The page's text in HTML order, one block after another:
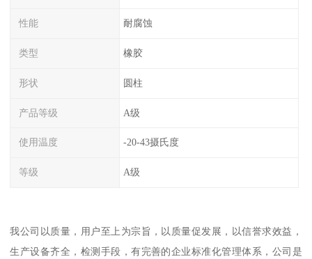
性能 耐腐蚀
类型 橡胶
形状 圆柱
产品等级 A级
使用温度 -20-43摄氏度
等级 A级
我公司以质量，用户至上为宗旨，以质量促发展，以信誉求效益，
生产设备齐全，检测手段，有完善的企业标准化管理体系，公司是